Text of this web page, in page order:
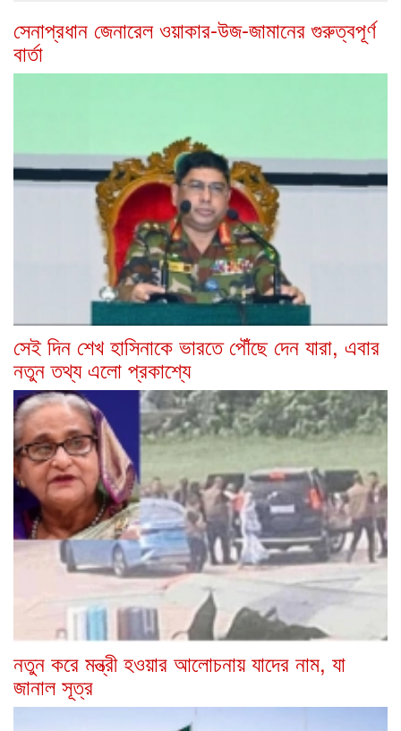
সেনাপ্রধান জেনারেল ওয়াকার-উজ-জামানের গুরুত্বপূর্ণ
বার্তা
সেই দিন শেখ হাসিনাকে ভারতে পৌঁছে দেন যারা, এবার
নতুন তথ্য এলো প্রকাশ্যে
নতুন করে মন্ত্রী হওয়ার আলোচনায় যাদের নাম, যা
জানাল সূত্র